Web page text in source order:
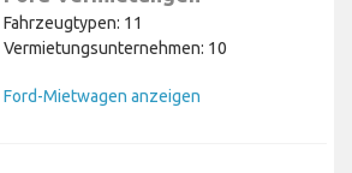
Fahrzeugtypen: 11
Vermietungsunternehmen: 10
Ford-Mietwagen anzeigen